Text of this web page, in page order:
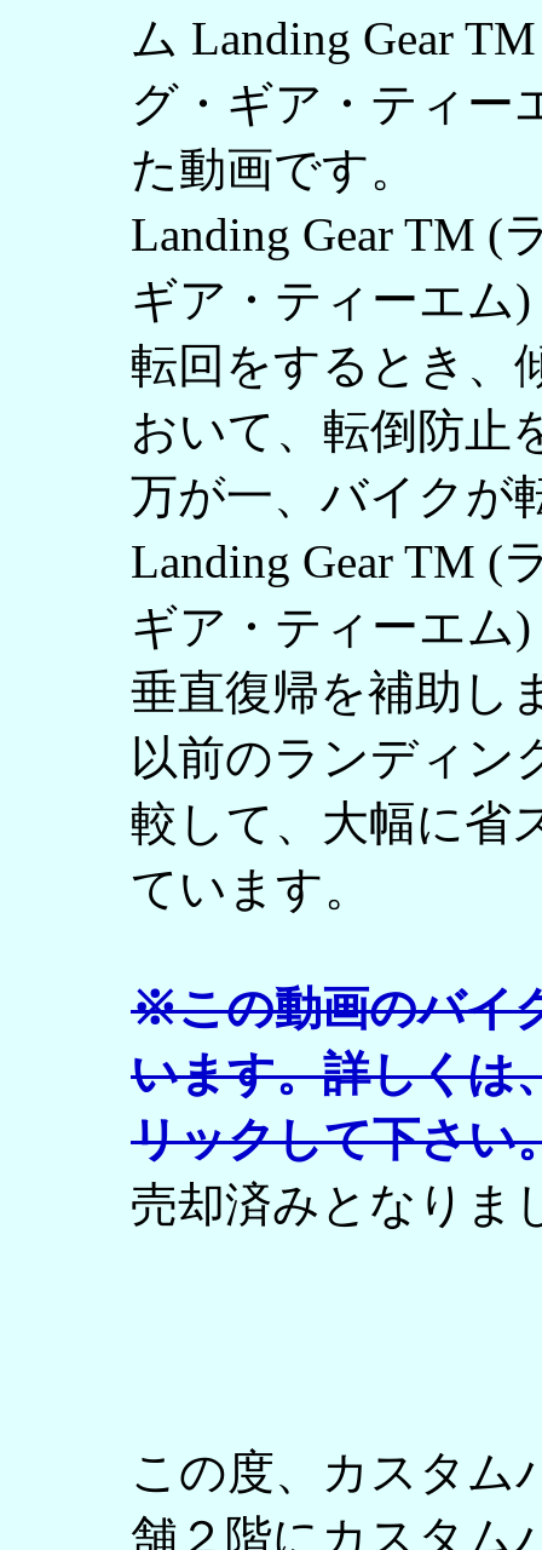
ム Landing Gear
グ・ギア・ティー
た動画です。
Landing Gear TM (
ギア・ティーエム
転回をするとき、
おいて、転倒防止
万が一、バイクが
Landing Gear TM (
ギア・ティーエム
垂直復帰を補助し
以前のランディン
較して、大幅に省
ています。
※この動画のバイ
います。詳しくは
リックして下さい
売却済みとなりま
この度、カスタム
舗２階にカスタム